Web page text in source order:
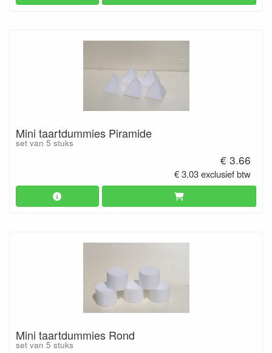
Mini taartdummies Piramide
set van 5 stuks
€ 3.66
€ 3.03 exclusief btw
Mini taartdummies Rond
set van 5 stuks